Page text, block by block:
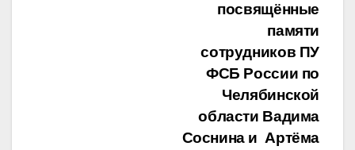
посвящённые
памяти
сотрудников ПУ
ФСБ России по
Челябинской
области Вадима
Соснина и Артёма